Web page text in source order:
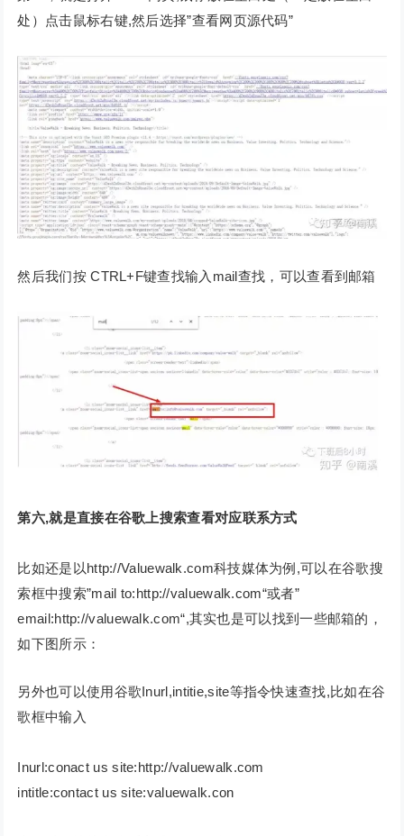
处）点击鼠标右键,然后选择”查看网页源代码”
然后我们按 CTRL+F键查找输入mail查找，可以查看到邮箱
第六,就是直接在谷歌上搜索查看对应联系方式
比如还是以http://Valuewalk.com科技媒体为例,可以在谷歌搜
索框中搜索”mail to:http://valuewalk.com“或者”
email:http://valuewalk.com“,其实也是可以找到一些邮箱的，
如下图所示：
另外也可以使用谷歌Inurl,intitie,site等指令快速查找,比如在谷
歌框中输入
Inurl:conact us site:http://valuewalk.com
intitle:contact us site:valuewalk.con